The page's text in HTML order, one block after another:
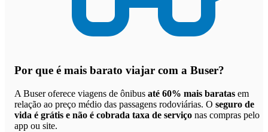
Por que é mais barato viajar com a Buser?
A Buser oferece viagens de ônibus até 60% mais baratas em
relação ao preço médio das passagens rodoviárias. O seguro de
vida é grátis e não é cobrada taxa de serviço nas compras pelo
app ou site.